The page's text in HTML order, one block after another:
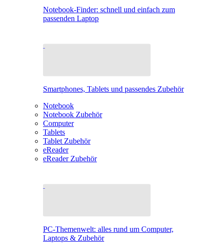
Notebook-Finder: schnell und einfach zum
passenden Laptop
Smartphones, Tablets und passendes Zubehör
Notebook
Notebook Zubehör
Computer
Tablets
Tablet Zubehör
eReader
eReader Zubehör
PC-Themenwelt: alles rund um Computer,
Laptops & Zubehör